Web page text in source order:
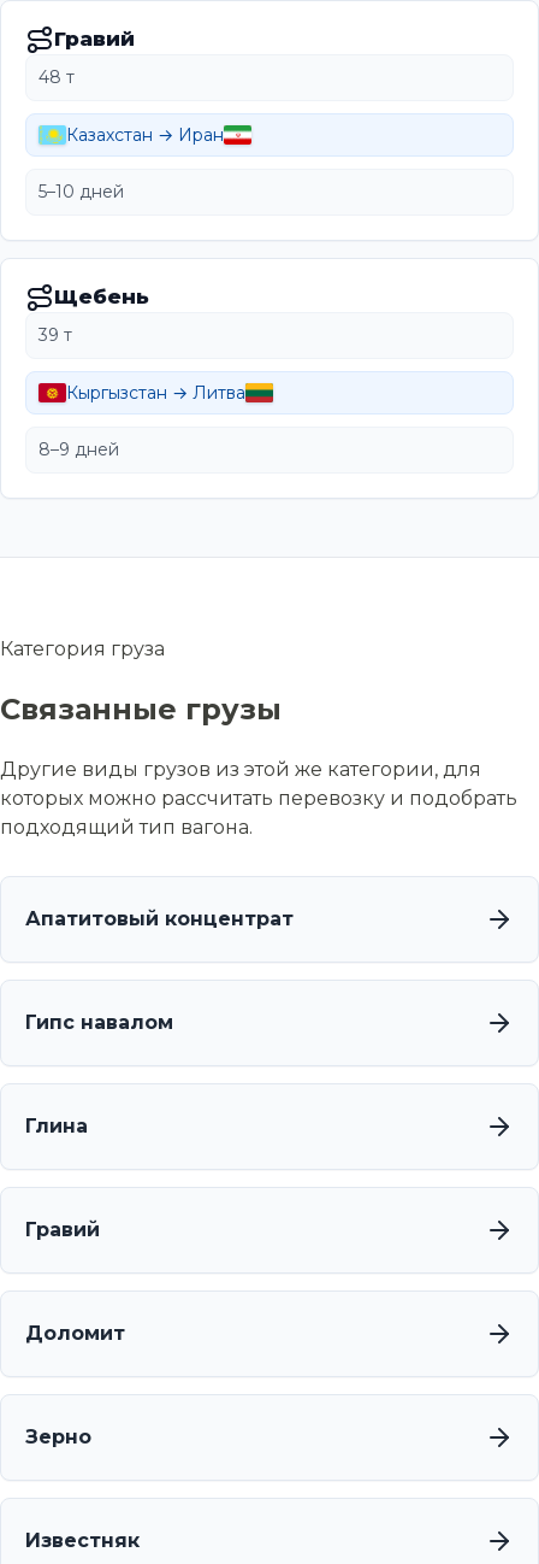
Гравий
48 т
Казахстан → Иран
5–10 дней
Щебень
39 т
Кыргызстан → Литва
8–9 дней
Категория груза
Связанные грузы
Другие виды грузов из этой же категории, для
которых можно рассчитать перевозку и подобрать
подходящий тип вагона.
Апатитовый концентрат
Гипс навалом
Глина
Гравий
Доломит
Зерно
Известняк